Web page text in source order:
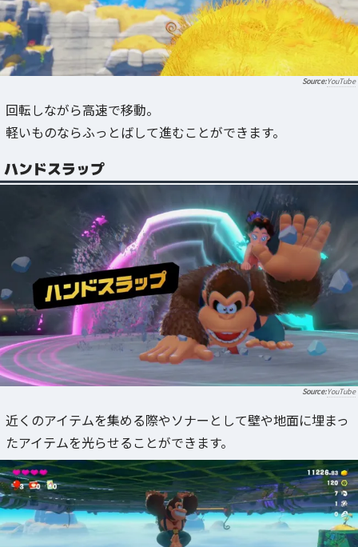
YouTube
回転しながら高速で移動。
軽いものならふっとばして進むことができます。
ハンドスラップ
YouTube
近くのアイテムを集める際やソナーとして壁や地面に埋まっ
たアイテムを光らせることができます。